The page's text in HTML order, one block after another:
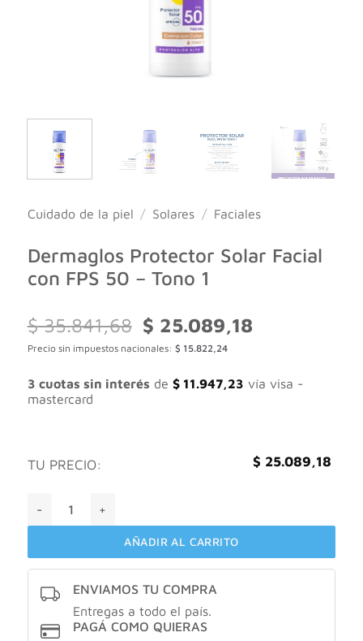
Cuidado de la piel / Solares / Faciales
Dermaglos Protector Solar Facial
con FPS 50 – Tono 1
$35.841,68
El
precio
original
$ 35.841,68.
$ 25.089,18El
$ 25.089,18.
Precio sin impuestos nacionales: $ 15.822,24
3 cuotas sin interés de $11.947,23 vía visa -
mastercard
TU PRECIO: $ 25.089,18
AÑADIR AL CARRITO
ENVIAMOS TU COMPRA
Entregas a todo el país.
PAGÁ COMO QUIERAS